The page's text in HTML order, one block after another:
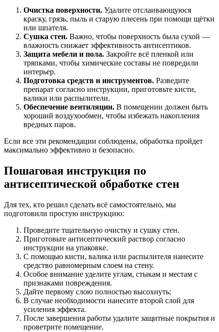
Очистка поверхности. Удалите отслаивающуюся
краску, грязь, пыль и старую плесень при помощи щётки
или шпателя.
Сушка стен. Важно, чтобы поверхность была сухой —
влажность снижает эффективность антисептиков.
Защита мебели и пола. Закройте всё пленкой или
тряпками, чтобы химические составы не повредили
интерьер.
Подготовка средств и инструментов. Разведите
препарат согласно инструкции, приготовьте кисти,
валики или распылители.
Обеспечение вентиляции. В помещении должен быть
хороший воздухообмен, чтобы избежать накопления
вредных паров.
Если все эти рекомендации соблюдены, обработка пройдет
максимально эффективно и безопасно.
Пошаговая инструкция по
антисептической обработке стен
Для тех, кто решил сделать всё самостоятельно, мы
подготовили простую инструкцию:
Проведите тщательную очистку и сушку стен.
Приготовьте антисептический раствор согласно
инструкции на упаковке.
С помощью кисти, валика или распылителя нанесите
средство равномерным слоем на стену.
Особое внимание уделите углам, стыкам и местам с
признаками повреждения.
Дайте первому слою полностью высохнуть;
В случае необходимости нанесите второй слой для
усиления эффекта.
После завершения работы удалите защитные покрытия и
проветрите помещение.